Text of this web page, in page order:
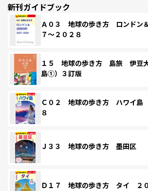
新刊ガイドブック
Ａ０３ 地球の歩き方 ロンドン
７～２０２８
１５ 地球の歩き方 島旅 伊豆
島①）３訂版
Ｃ０２ 地球の歩き方 ハワイ島
８
Ｊ３３ 地球の歩き方 墨田区
Ｄ１７ 地球の歩き方 タイ ２０